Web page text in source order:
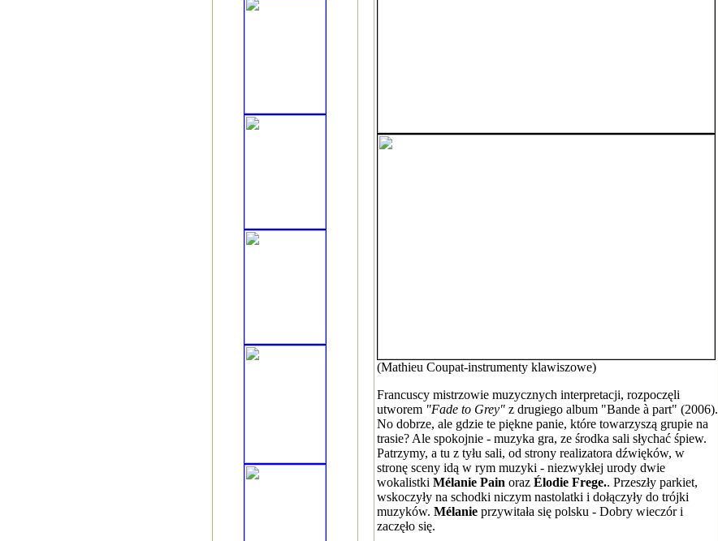
(Mathieu Coupat-instrumenty klawiszowe)
Francuscy mistrzowie muzycznych interpretacji, rozpoczęli
utworem "Fade to Grey" z drugiego album "Bande à part" (2006).
No dobrze, ale gdzie te piękne panie, które towarzyszą grupie na
trasie? Ale spokojnie - muzyka gra, ze środka sali słychać śpiew.
Patrzymy, a tu z tyłu sali, od strony realizatora dźwięków, w
stronę sceny idą w rym muzyki - niezwykłej urody dwie
wokalistki Mélanie Pain oraz Élodie Frege.. Przeszły parkiet,
wskoczyły na schodki niczym nastolatki i dołączyły do trójki
muzyków. Mélanie przywitała się polsku - Dobry wieczór i
zaczęło się.